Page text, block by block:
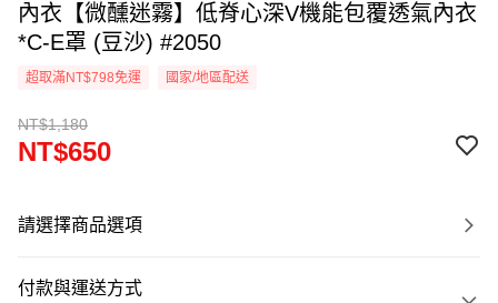
內衣【微醺迷霧】低脊心深V機能包覆透氣內衣
*C-E罩 (豆沙) #2050
超取滿NT$798免運 國家/地區配送
NT$1,180
NT$650
請選擇商品選項
付款與運送方式